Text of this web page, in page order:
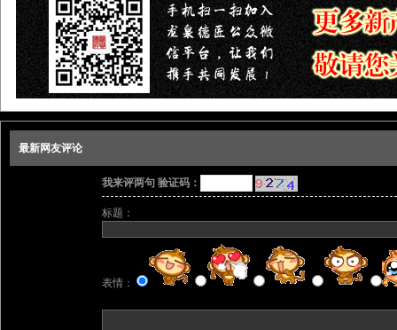
最新网友评论
我来评两句 验证码：
标题：
表情：